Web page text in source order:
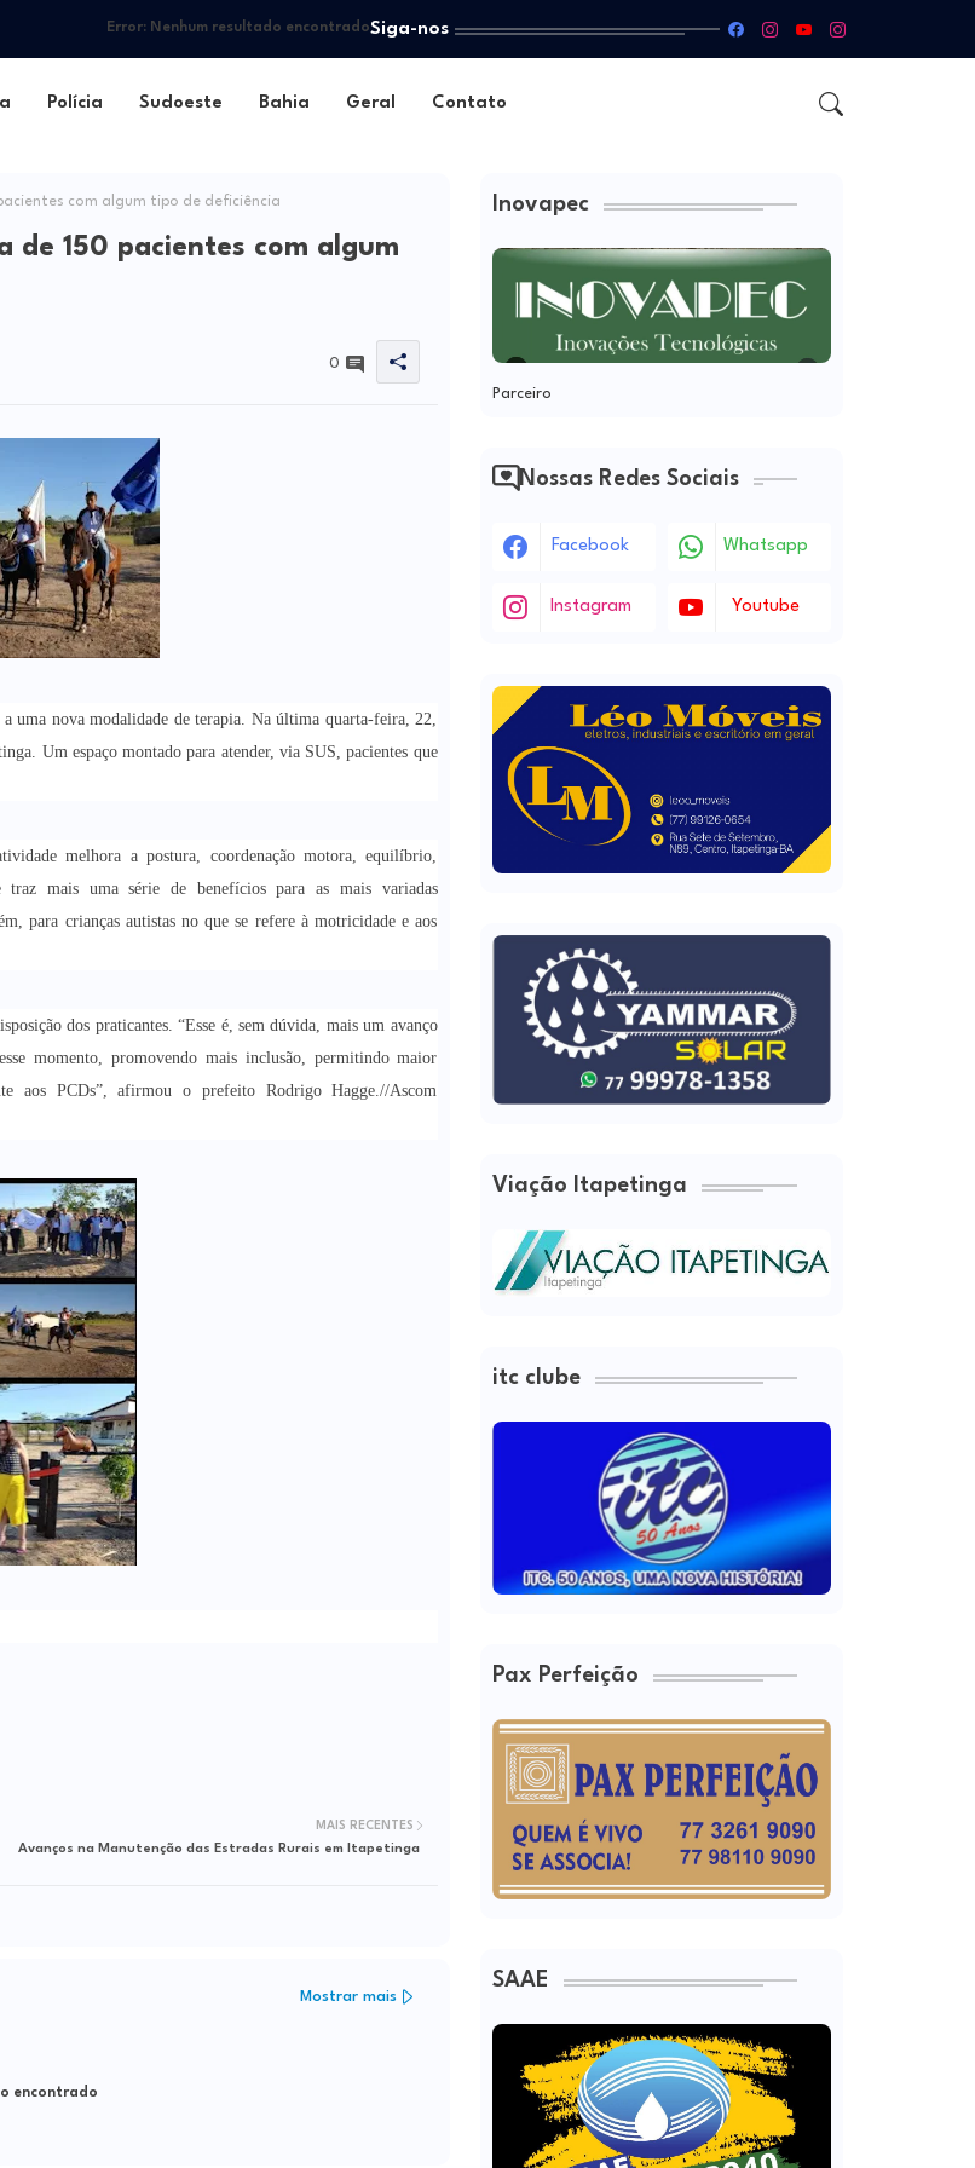
Error:Nenhum resultado encontradoSiga-nos
Polícia Sudoeste Bahia Geral Contato
com algum tipo de deficiência
de 150 pacientes com algum
0
uma nova modalidade de terapia. Na última quarta-feira, 22,
Um espaço montado para atender, via SUS, pacientes que
melhora a postura, coordenação motora, equilíbrio,
traz mais uma série de benefícios para as mais variadas
para crianças autistas no que se refere à motricidade e aos
dos praticantes. “Esse é, sem dúvida, mais um avanço
momento, promovendo mais inclusão, permitindo maior
aos PCDs”, afirmou o prefeito Rodrigo Hagge.//Ascom
MAIS RECENTES
Avanços na Manutenção das Estradas Rurais em Itapetinga
Mostrar mais
encontrado
Inovapec
Parceiro
Nossas Redes Sociais
Facebook Whatsapp
Instagram Youtube
Viação Itapetinga
itc clube
Pax Perfeição
SAAE